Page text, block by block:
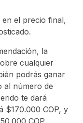
en el precio final,
la
cualquier
podrás ganar
al número de
te dará
$170.000 COP, y
COP.